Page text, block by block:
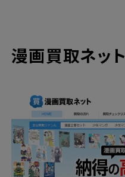
漫画買取ネット